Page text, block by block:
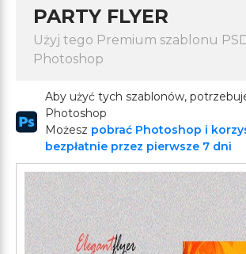
PARTY FLYER
Użyj tego Premium szablonu
Photoshop
Aby użyć tych szablonów,
Photoshop
Możesz pobrać Photoshop i
bezpłatnie przez pierwsze 7 dni